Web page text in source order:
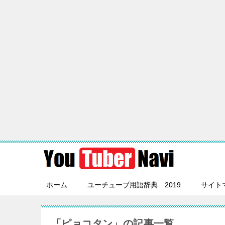
ホーム ユーチューブ用語辞典 2019 サイト